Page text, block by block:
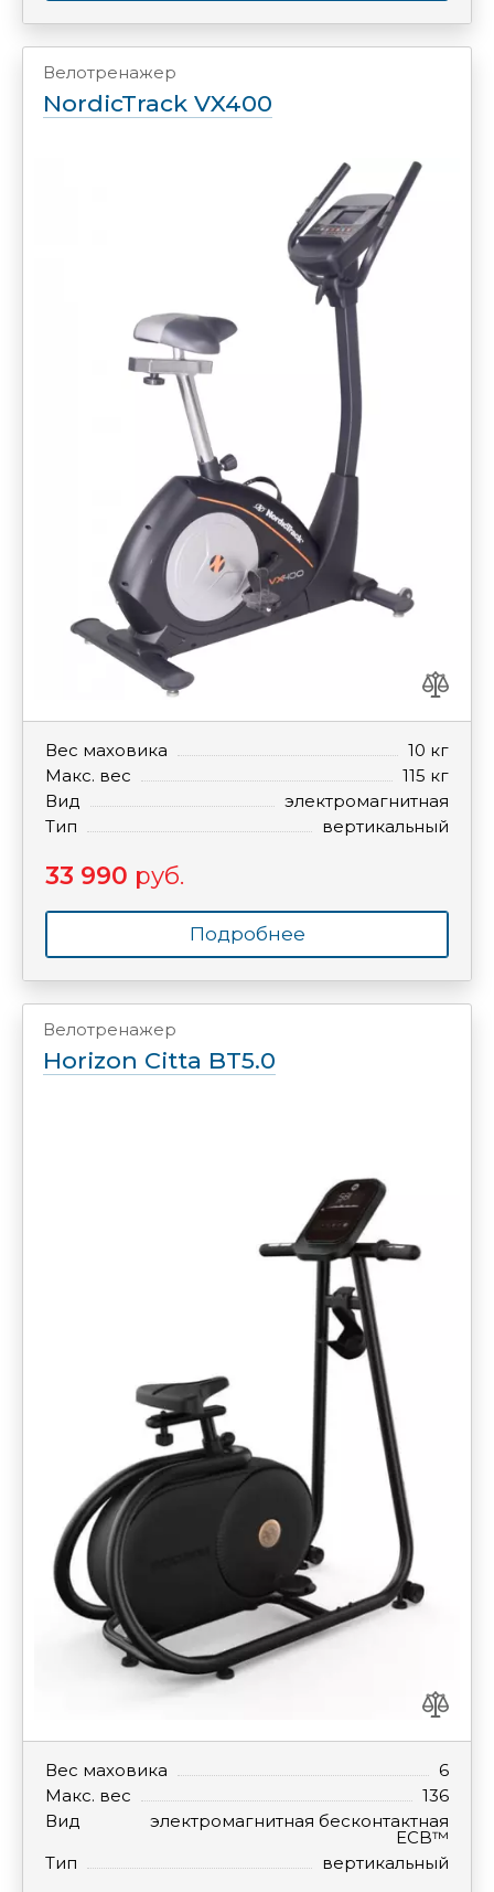
Велотренажер
NordicTrack VX400
Вес маховика
10 кг
Макс. вес
115 кг
Вид
электромагнитная
Тип
вертикальный
33 990 руб.
Подробнее
Велотренажер
Horizon Citta BT5.0
Вес маховика
6
Макс. вес
136
Вид
электромагнитная бесконтактная
ECB™
Тип
вертикальный